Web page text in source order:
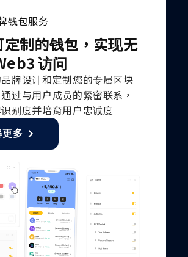
钱包服务
定制的钱包，实现无
访问
牌设计和定制您的专属区块
过与用户成员的紧密联系，
别度并培育用户忠诚度
更多